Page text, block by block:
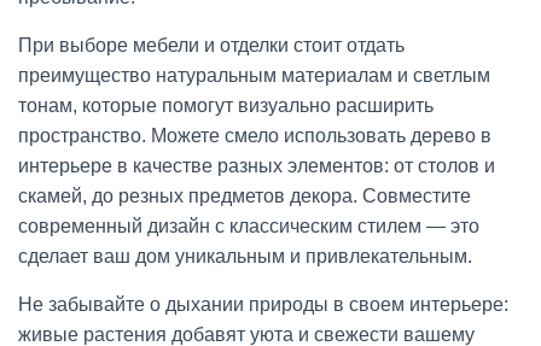
При выборе мебели и отделки стоит отдать
преимущество натуральным материалам и светлым
тонам, которые помогут визуально расширить
пространство. Можете смело использовать дерево в
интерьере в качестве разных элементов: от столов и
скамей, до резных предметов декора. Совместите
современный дизайн с классическим стилем — это
сделает ваш дом уникальным и привлекательным.
Не забывайте о дыхании природы в своем интерьере:
живые растения добавят уюта и свежести вашему